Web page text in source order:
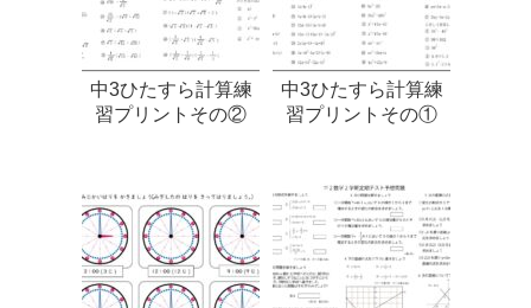
中3ひたすら計算練
習プリントその②
中3ひたすら計算練
習プリントその①